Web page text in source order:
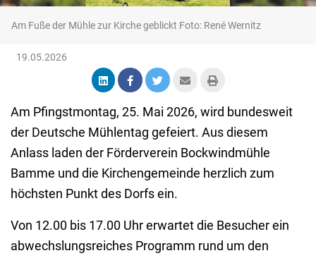
Am Fuße der Mühle zur Kirche geblickt Foto: René Wernitz
19.05.2026
Am Pfingstmontag, 25. Mai 2026, wird bundesweit
der Deutsche Mühlentag gefeiert. Aus diesem
Anlass laden der Förderverein Bockwindmühle
Bamme und die Kirchengemeinde herzlich zum
höchsten Punkt des Dorfs ein.
Von 12.00 bis 17.00 Uhr erwartet die Besucher ein
abwechslungsreiches Programm rund um den